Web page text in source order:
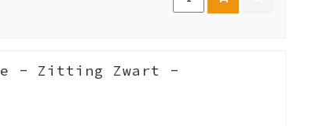
- Zitting Zwart -